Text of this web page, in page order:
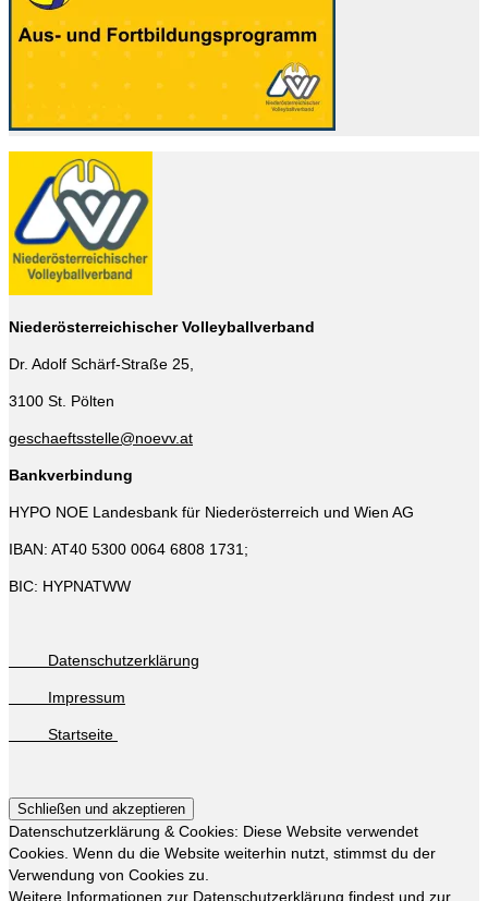
Niederösterreichischer Volleyballverband
Dr. Adolf Schärf-Straße 25,
3100 St. Pölten
geschaeftsstelle@noevv.at
Bankverbindung
HYPO NOE Landesbank für Niederösterreich und Wien AG
IBAN: AT40 5300 0064 6808 1731;
BIC: HYPNATWW
Datenschutzerklärung
Impressum
Startseite
Datenschutzerklärung & Cookies: Diese Website verwendet
Cookies. Wenn du die Website weiterhin nutzt, stimmst du der
Verwendung von Cookies zu.
Weitere Informationen zur Datenschutzerklärung findest und zur